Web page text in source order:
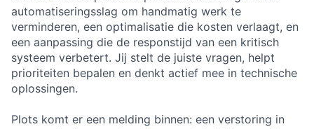
automatiseringsslag om handmatig werk te
verminderen, een optimalisatie die kosten verlaagt, en
een aanpassing die de responstijd van een kritisch
systeem verbetert. Jij stelt de juiste vragen, helpt
prioriteiten bepalen en denkt actief mee in technische
oplossingen.
Plots komt er een melding binnen: een verstoring in